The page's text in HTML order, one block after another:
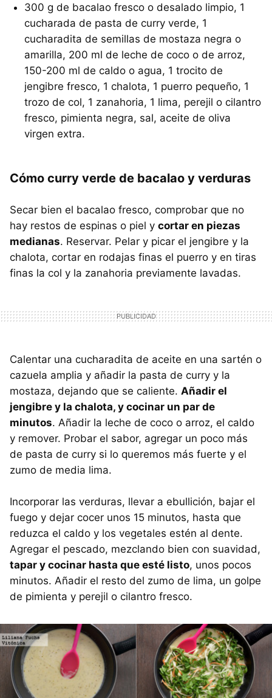
300 g de bacalao fresco o desalado limpio, 1
cucharada de pasta de curry verde, 1
cucharadita de semillas de mostaza negra o
amarilla, 200 ml de leche de coco o de arroz,
150-200 ml de caldo o agua, 1 trocito de
jengibre fresco, 1 chalota, 1 puerro pequeño, 1
trozo de col, 1 zanahoria, 1 lima, perejil o cilantro
fresco, pimienta negra, sal, aceite de oliva
virgen extra.
Cómo curry verde de bacalao y verduras
Secar bien el bacalao fresco, comprobar que no
hay restos de espinas o piel y cortar en piezas
medianas. Reservar. Pelar y picar el jengibre y la
chalota, cortar en rodajas finas el puerro y en tiras
finas la col y la zanahoria previamente lavadas.
Calentar una cucharadita de aceite en una sartén o
cazuela amplia y añadir la pasta de curry y la
mostaza, dejando que se caliente. Añadir el
jengibre y la chalota, y cocinar un par de
minutos. Añadir la leche de coco o arroz, el caldo
y remover. Probar el sabor, agregar un poco más
de pasta de curry si lo queremos más fuerte y el
zumo de media lima.
Incorporar las verduras, llevar a ebullición, bajar el
fuego y dejar cocer unos 15 minutos, hasta que
reduzca el caldo y los vegetales estén al dente.
Agregar el pescado, mezclando bien con suavidad,
tapar y cocinar hasta que esté listo, unos pocos
minutos. Añadir el resto del zumo de lima, un golpe
de pimienta y perejil o cilantro fresco.